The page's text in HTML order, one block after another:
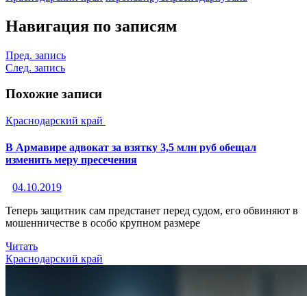
Навигация по записям
Пред. запись
След. запись
Похожие записи
Краснодарский край
В Армавире адвокат за взятку 3,5 млн руб обещал
изменить меру пресечения
04.10.2019
Теперь защитник сам предстанет перед судом, его обвиняют в
мошенничестве в особо крупном размере
Читать
Краснодарский край